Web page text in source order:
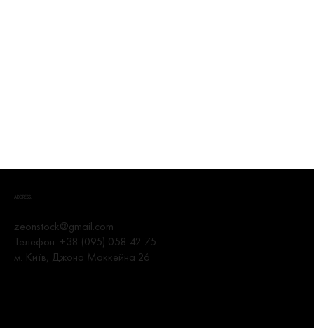
ADDRESS.
zeonstock@gmail.com
Телефон: +38 (095) 058 42 75
м. Київ, Джона Маккейна 26